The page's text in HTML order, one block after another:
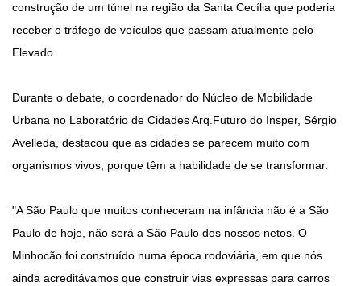
construção de um túnel na região da Santa Cecília que poderia
receber o tráfego de veículos que passam atualmente pelo
Elevado.
Durante o debate, o coordenador do Núcleo de Mobilidade
Urbana no Laboratório de Cidades Arq.Futuro do Insper, Sérgio
Avelleda, destacou que as cidades se parecem muito com
organismos vivos, porque têm a habilidade de se transformar.
"A São Paulo que muitos conheceram na infância não é a São
Paulo de hoje, não será a São Paulo dos nossos netos. O
Minhocão foi construído numa época rodoviária, em que nós
ainda acreditávamos que construir vias expressas para carros